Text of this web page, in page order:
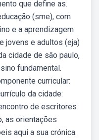
que define as.
(sme), com
e a aprendizagem
jovens e adultos (eja)
cidade de são paulo,
fundamental.
curricular:
da cidade:
de escritores
as orientações
aqui a sua crónica.